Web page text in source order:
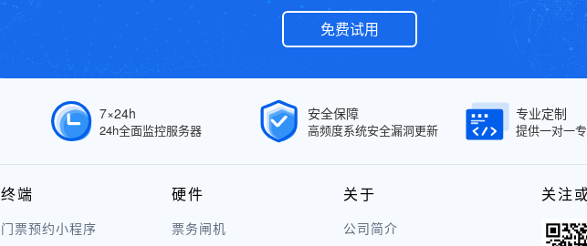
免费试用
7×24h
24h全面监控服务器
安全保障
高频度系统安全漏洞更新
专业定制
提供一对一
终端
门票预约小程序
硬件
票务闸机
关于
公司简介
关注